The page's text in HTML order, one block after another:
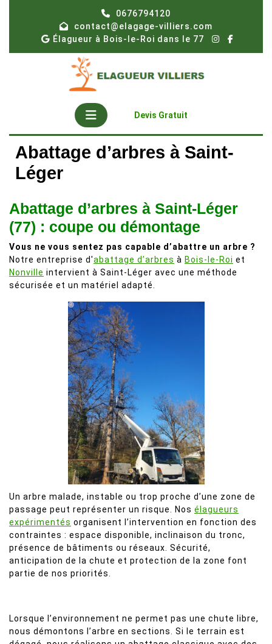
0676794120
contact@elagage-villiers.com
Élagueur à Bois-le-Roi dans le 77
Open
Button
Devis Gratuit
Abattage d’arbres à Saint-
Léger
Abattage d’arbres à Saint-Léger
(77) : coupe ou démontage
Vous ne vous sentez pas capable d’abattre un arbre ?
Notre entreprise d'abattage d’arbres à Bois-le-Roi et
Nonville intervient à Saint-Léger avec une méthode
sécurisée et un matériel adapté.
Un arbre malade, instable ou trop proche d’une zone de
passage peut représenter un risque. Nos élagueurs
expérimentés organisent l’intervention en fonction des
contraintes : espace disponible, inclinaison du tronc,
présence de bâtiments ou réseaux. Sécurité,
anticipation de la chute et protection de la zone font
partie de nos priorités.
Lorsque l’environnement ne permet pas une chute libre,
nous démontons l’arbre en sections. Si le terrain est